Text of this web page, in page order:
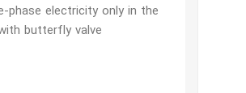
phase electricity only in the
butterfly valve